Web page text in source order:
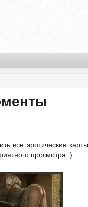
все эротические карты
просмотра :)